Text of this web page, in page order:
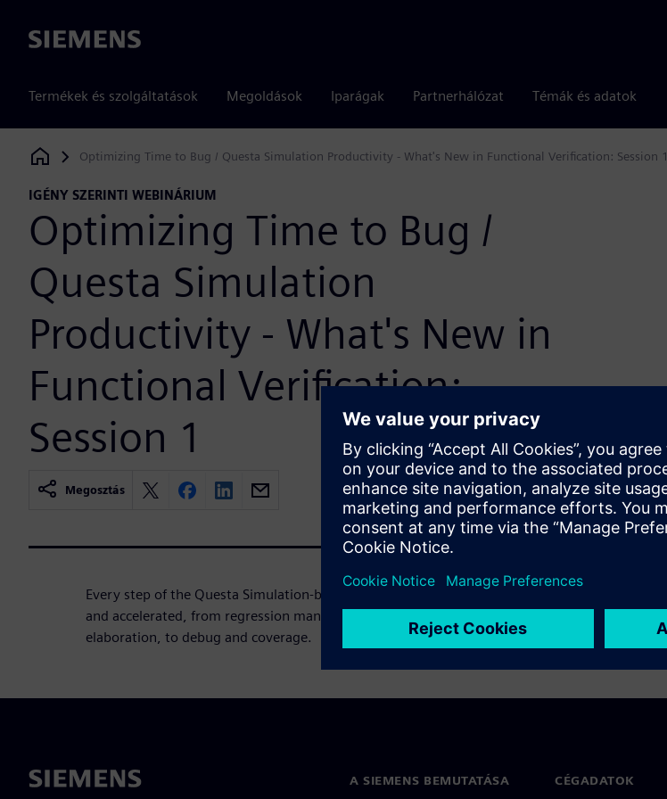
Siemens
Termékek és szolgáltatások Megoldások Iparágak Partnerhálózat Témák és adatok
Siemens Digital Industries Software
Optimizing Time to Bug / Questa Simulation Productivity - What's New in Functional Verification: Session 1
IGÉNY SZERINTI WEBINÁRIUM
Optimizing Time to Bug /
Questa Simulation
Productivity - What's New in
Functional Verification:
Session 1
Megosztás
Every step of the Questa Simulation-based verification flow has been optimized
and accelerated, from regression management, to incremental compilation and
elaboration, to debug and coverage.
A SIEMENS BEMUTATÁSA CÉGADATOK